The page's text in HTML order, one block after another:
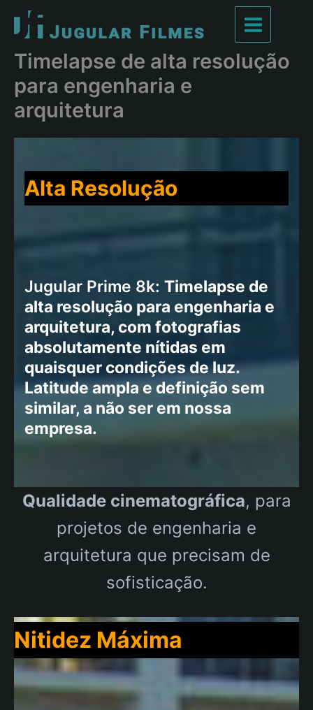
conteúdo
Main
Menu
Timelapse de alta resolução
para engenharia e
arquitetura
Alta Resolução
Jugular Prime 8k: Timelapse de
alta resolução para engenharia e
arquitetura, com fotografias
absolutamente nítidas em
quaisquer condições de luz.
Latitude ampla e definição sem
similar, a não ser em nossa
empresa.
Qualidade cinematográfica, para
projetos de engenharia e
arquitetura que precisam de
sofisticação.
Nitidez Máxima